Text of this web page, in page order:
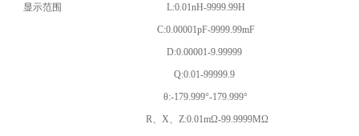
显示范围
L:0.01nH-9999.99H
C:0.00001pF-9999.99mF
D:0.00001-9.99999
Q:0.01-99999.9
θ:-179.999°-179.999°
R、X、Z:0.01mΩ-99.9999MΩ